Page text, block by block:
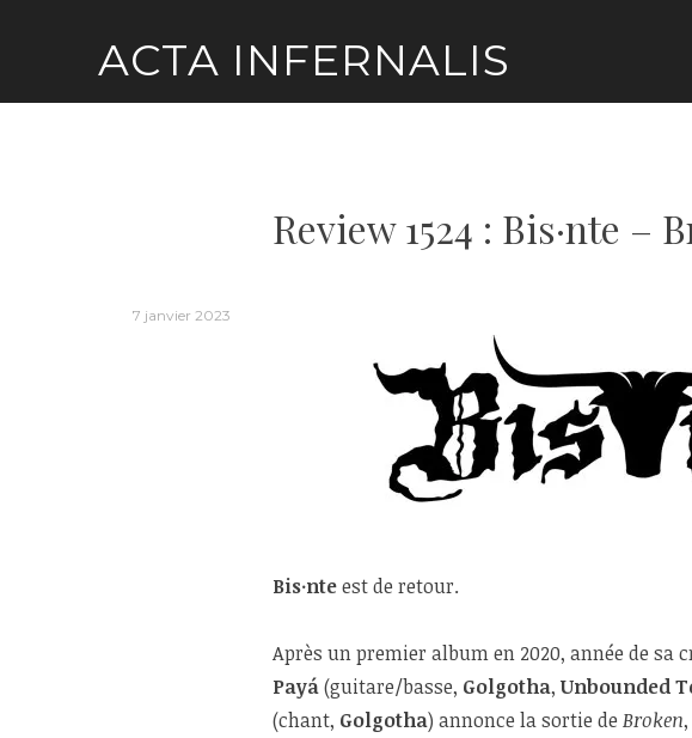
ACTA INFERNALIS
Review 1524 : Bis·nte –
7 janvier 2023
Bis·nteest de retour.
Après un premier album en 2020, année de
Payá(guitare/basse, Golgotha, Unbounded
(chant, Golgotha) annonce la sortie de Broken